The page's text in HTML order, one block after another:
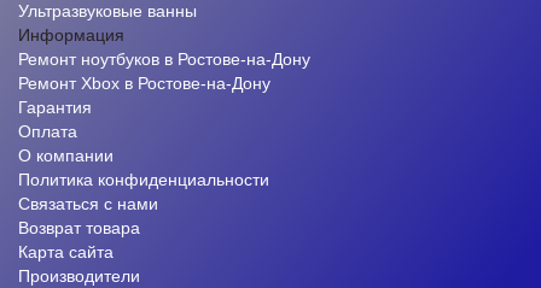
Ультразвуковые ванны
Информация
Ремонт ноутбуков в Ростове-на-Дону
Ремонт Xbox в Ростове-на-Дону
Гарантия
Оплата
О компании
Политика конфиденциальности
Связаться с нами
Возврат товара
Карта сайта
Производители